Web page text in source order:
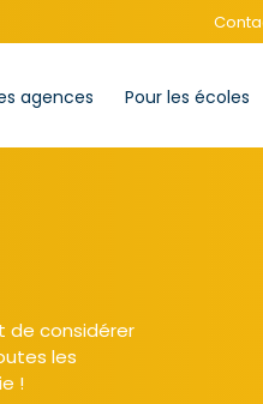
agences Pour les écoles
de considérer
les
!